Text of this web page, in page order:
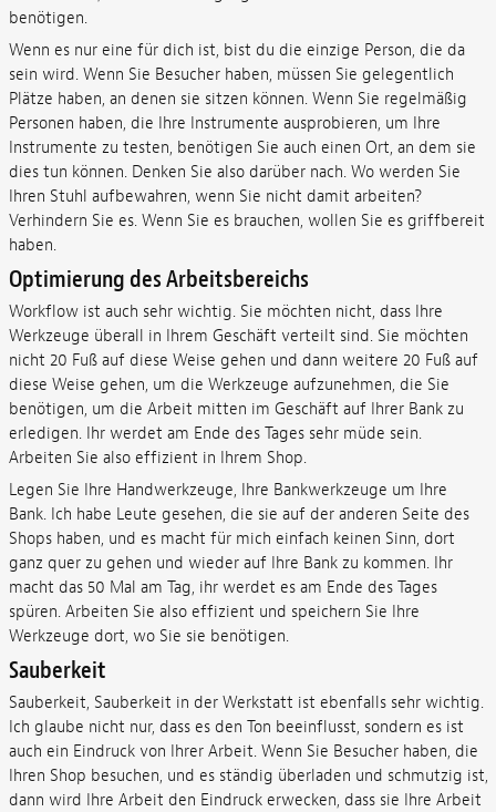
benötigen.
Wenn es nur eine für dich ist, bist du die einzige Person, die da
sein wird. Wenn Sie Besucher haben, müssen Sie gelegentlich
Plätze haben, an denen sie sitzen können. Wenn Sie regelmäßig
Personen haben, die Ihre Instrumente ausprobieren, um Ihre
Instrumente zu testen, benötigen Sie auch einen Ort, an dem sie
dies tun können. Denken Sie also darüber nach. Wo werden Sie
Ihren Stuhl aufbewahren, wenn Sie nicht damit arbeiten?
Verhindern Sie es. Wenn Sie es brauchen, wollen Sie es griffbereit
haben.
Optimierung des Arbeitsbereichs
Workflow ist auch sehr wichtig. Sie möchten nicht, dass Ihre
Werkzeuge überall in Ihrem Geschäft verteilt sind. Sie möchten
nicht 20 Fuß auf diese Weise gehen und dann weitere 20 Fuß auf
diese Weise gehen, um die Werkzeuge aufzunehmen, die Sie
benötigen, um die Arbeit mitten im Geschäft auf Ihrer Bank zu
erledigen. Ihr werdet am Ende des Tages sehr müde sein.
Arbeiten Sie also effizient in Ihrem Shop.
Legen Sie Ihre Handwerkzeuge, Ihre Bankwerkzeuge um Ihre
Bank. Ich habe Leute gesehen, die sie auf der anderen Seite des
Shops haben, und es macht für mich einfach keinen Sinn, dort
ganz quer zu gehen und wieder auf Ihre Bank zu kommen. Ihr
macht das 50 Mal am Tag, ihr werdet es am Ende des Tages
spüren. Arbeiten Sie also effizient und speichern Sie Ihre
Werkzeuge dort, wo Sie sie benötigen.
Sauberkeit
Sauberkeit, Sauberkeit in der Werkstatt ist ebenfalls sehr wichtig.
Ich glaube nicht nur, dass es den Ton beeinflusst, sondern es ist
auch ein Eindruck von Ihrer Arbeit. Wenn Sie Besucher haben, die
Ihren Shop besuchen, und es ständig überladen und schmutzig ist,
dann wird Ihre Arbeit den Eindruck erwecken, dass sie Ihre Arbeit